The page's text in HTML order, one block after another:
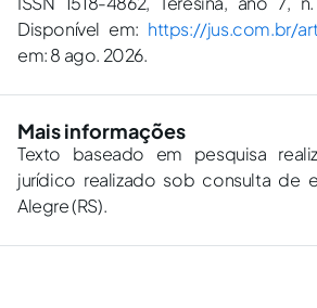
Disponível em: https://jus.com.br/
em: 8 ago. 2026.
Mais informações
Texto baseado em pesquisa
jurídico realizado sob consulta de
Alegre (RS).